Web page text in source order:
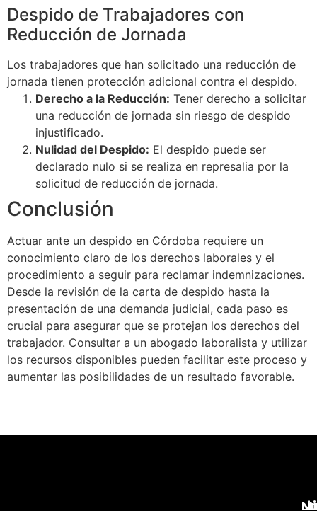
Despido de Trabajadores con
Reducción de Jornada
Los trabajadores que han solicitado una reducción de
jornada tienen protección adicional contra el despido.
Derecho a la Reducción: Tener derecho a solicitar
una reducción de jornada sin riesgo de despido
injustificado.
Nulidad del Despido: El despido puede ser
declarado nulo si se realiza en represalia por la
solicitud de reducción de jornada.
Conclusión
Actuar ante un despido en Córdoba requiere un
conocimiento claro de los derechos laborales y el
procedimiento a seguir para reclamar indemnizaciones.
Desde la revisión de la carta de despido hasta la
presentación de una demanda judicial, cada paso es
crucial para asegurar que se protejan los derechos del
trabajador. Consultar a un abogado laboralista y utilizar
los recursos disponibles pueden facilitar este proceso y
aumentar las posibilidades de un resultado favorable.
Mi